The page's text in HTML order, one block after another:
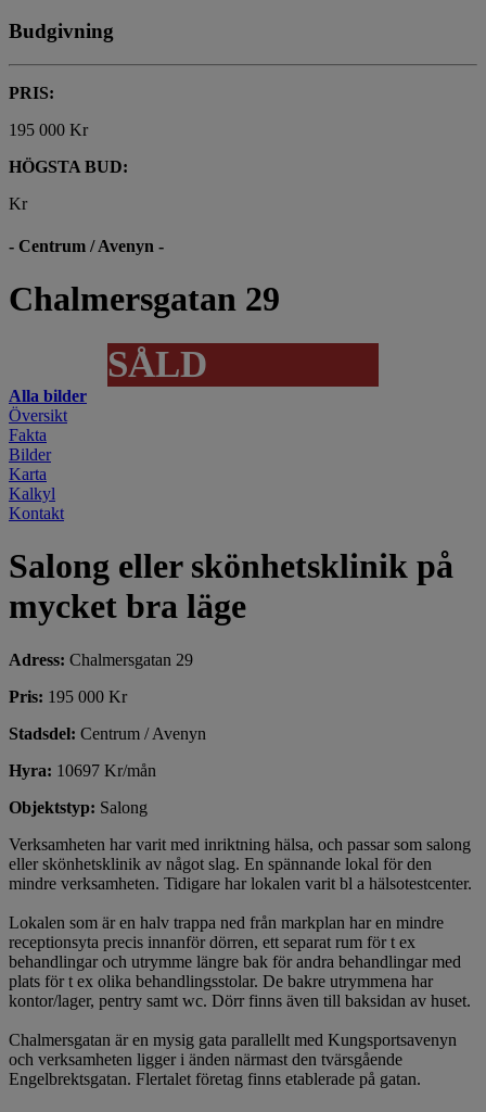
Budgivning
PRIS:
195 000 Kr
HÖGSTA BUD:
Kr
- Centrum / Avenyn -
Chalmersgatan 29
SÅLD
Alla bilder
Översikt
Fakta
Bilder
Karta
Kalkyl
Kontakt
Salong eller skönhetsklinik på
mycket bra läge
Adress: Chalmersgatan 29
Pris: 195 000 Kr
Stadsdel: Centrum / Avenyn
Hyra: 10697 Kr/mån
Objektstyp: Salong
Verksamheten har varit med inriktning hälsa, och passar som salong
eller skönhetsklinik av något slag. En spännande lokal för den
mindre verksamheten. Tidigare har lokalen varit bl a hälsotestcenter.
Lokalen som är en halv trappa ned från markplan har en mindre
receptionsyta precis innanför dörren, ett separat rum för t ex
behandlingar och utrymme längre bak för andra behandlingar med
plats för t ex olika behandlingsstolar. De bakre utrymmena har
kontor/lager, pentry samt wc. Dörr finns även till baksidan av huset.
Chalmersgatan är en mysig gata parallellt med Kungsportsavenyn
och verksamheten ligger i änden närmast den tvärsgående
Engelbrektsgatan. Flertalet företag finns etablerade på gatan.